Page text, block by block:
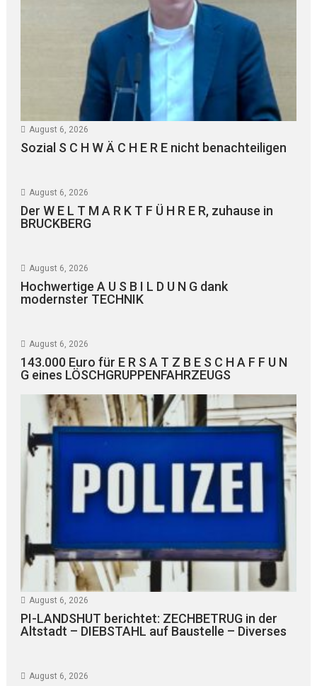
August 6, 2026
Sozial S C H W Ä C H E R E nicht benachteiligen
August 6, 2026
Der W E L T M A R K T F Ü H R E R, zuhause in
BRUCKBERG
August 6, 2026
Hochwertige A U S B I L D U N G dank
modernster TECHNIK
August 6, 2026
143.000 Euro für E R S A T Z B E S C H A F F U N
G eines LÖSCHGRUPPENFAHRZEUGS
August 6, 2026
PI-LANDSHUT berichtet: ZECHBETRUG in der
Altstadt – DIEBSTAHL auf Baustelle – Diverses
August 6, 2026